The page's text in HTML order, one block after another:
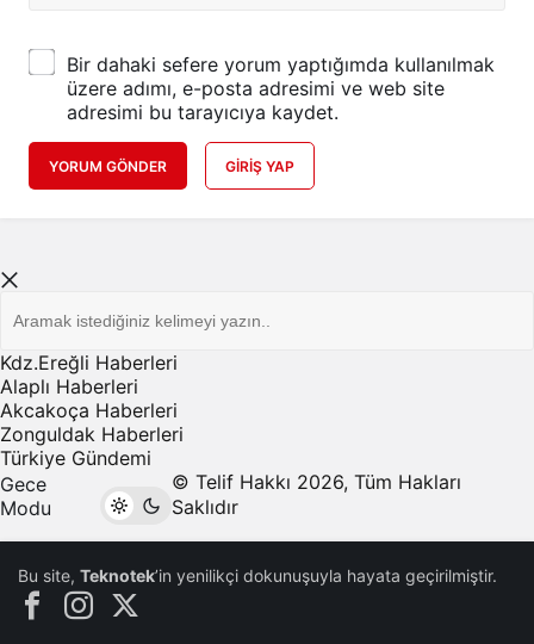
Bir dahaki sefere yorum yaptığımda kullanılmak
üzere adımı, e-posta adresimi ve web site
adresimi bu tarayıcıya kaydet.
YORUM GÖNDER GIRIŞ YAP
Kdz.Ereğli Haberleri
Alaplı Haberleri
Akcakoça Haberleri
Zonguldak Haberleri
Türkiye Gündemi
Gece
Modu
© Telif Hakkı 2026, Tüm Hakları
Saklıdır
Bu site, Teknotek’in yenilikçi dokunuşuyla hayata geçirilmiştir.